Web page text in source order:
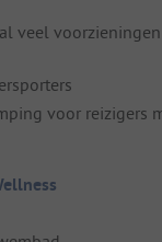
veel
voor reizigers